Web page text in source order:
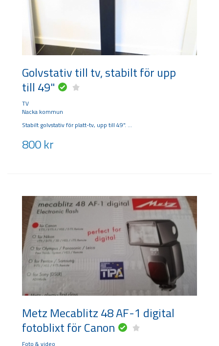
Golvstativ till tv, stabilt för upp
till 49"
TV
Nacka kommun
Stabilt golvstativ för platt-tv, upp till 49".
800kr
Metz Mecablitz 48 AF-1 digital
fotoblixt för Canon
Foto & video